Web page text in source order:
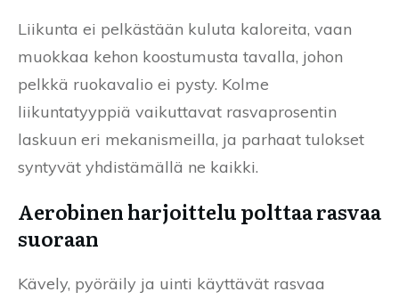
Liikunta ei pelkästään kuluta kaloreita, vaan
muokkaa kehon koostumusta tavalla, johon
pelkkä ruokavalio ei pysty. Kolme
liikuntatyyppiä vaikuttavat rasvaprosentin
laskuun eri mekanismeilla, ja parhaat tulokset
syntyvät yhdistämällä ne kaikki.
Aerobinen harjoittelu polttaa rasvaa
suoraan
Kävely, pyöräily ja uinti käyttävät rasvaa